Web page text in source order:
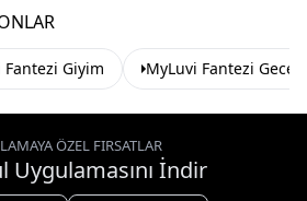
Fantezi Giyim MyLuvi Fantezi
ÖZEL FIRSATLAR
Uygulamasını İndir